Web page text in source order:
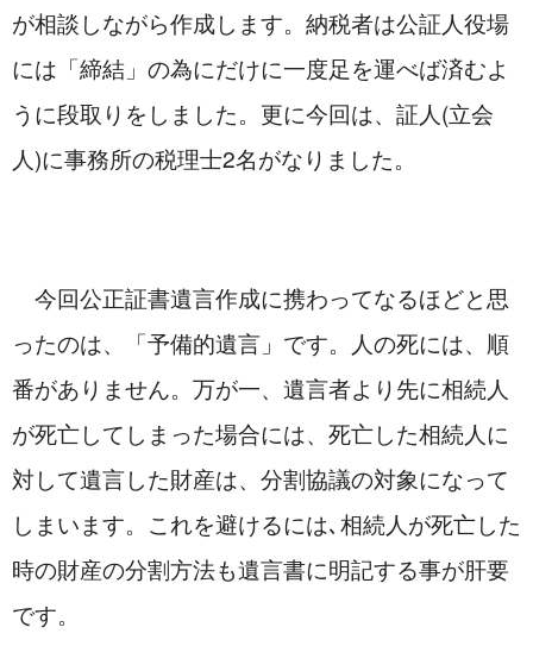
が相談しながら作成します。納税者は公証人役場
には「締結」の為にだけに一度足を運べば済むよ
うに段取りをしました。更に今回は、証人(立会
人)に事務所の税理士2名がなりました。
今回公正証書遺言作成に携わってなるほどと思
ったのは、「予備的遺言」です。人の死には、順
番がありません。万が一、遺言者より先に相続人
が死亡してしまった場合には、死亡した相続人に
対して遺言した財産は、分割協議の対象になって
しまいます。これを避けるには､相続人が死亡した
時の財産の分割方法も遺言書に明記する事が肝要
です。